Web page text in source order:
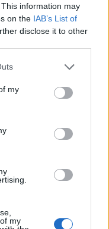
information may
on the IAB’s List of
disclose it to other
one or more Google
You may click to
third-party tags to
in below Google
my
my
szemezgetnivaló a
mint hetven ingyenes
a Déryné Fesztivál.
is fellép a
és